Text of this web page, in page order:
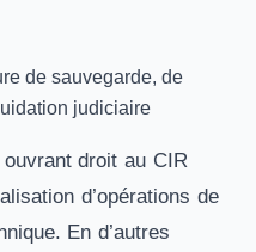
de sauvegarde, de
judiciaire
droit au CIR
d’opérations de
En d’autres